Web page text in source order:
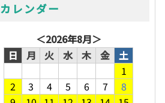
カレンダー
＜2026年8月＞
日
月 火 水 木 金
土
1
2
3 4 5 6 7
8